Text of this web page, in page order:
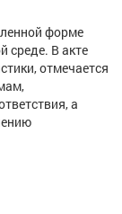
форме
среде. В акте
отмечается
а